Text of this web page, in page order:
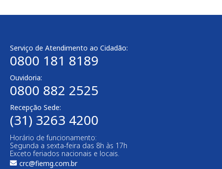
Serviço de Atendimento ao Cidadão:
0800 181 8189
Ouvidoria:
0800 882 2525​
Recepção Sede:
(31) 3263 4200
Horário de funcionamento:
Segunda a sexta-feira das 8h às 17h
Exceto feriados nacionais e locais.
crc@fiemg.com.br